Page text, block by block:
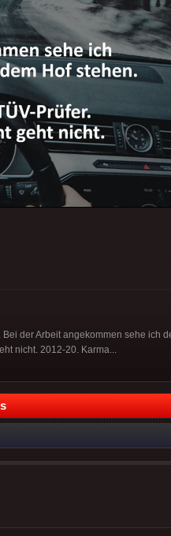
der Arbeit angekommen sehe ich
nicht. 2012-20. Karma...